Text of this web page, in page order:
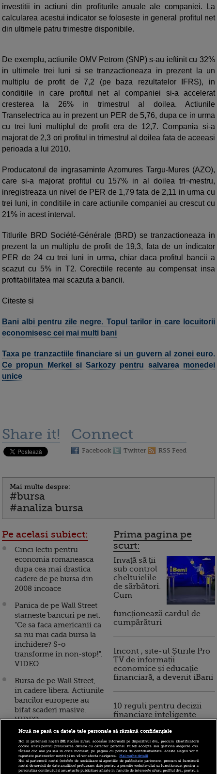
investitii in actiuni din profiturile anuale ale companiei. La
calcularea acestui indicator se foloseste in general profitul net
din ultimele patru trimestre disponibile.
De exemplu, actiunile OMV Petrom (SNP) s-au ieftinit cu 32%
in ultimele trei luni si se tranzactioneaza in prezent la un
multiplu de profit de 7,2 (pe baza rezultatelor IFRS), in
conditiile in care profitul net al companiei si-a accelerat
cresterea la 26% in trimestrul al doilea. Actiunile
Transelectrica au in prezent un PER de 5,76, dupa ce in urma
cu trei luni multiplul de profit era de 12,7. Compania si-a
majorat de 2,3 ori profitul in trimestrul al doilea fata de aceeasi
perioada a lui 2010.
Producatorul de ingrasaminte Azomures Targu-Mures (AZO),
care si-a majorat profitul cu 157% in al doilea tri¬mestru,
inregistreaza un nivel de PER de 1,79 fata de 2,11 in urma cu
trei luni, in conditiile in care actiunile companiei au crescut cu
21% in acest interval.
Titlurile BRD Société-Générale (BRD) se tranzactioneaza in
prezent la un multiplu de profit de 19,3, fata de un indicator
PER de 24 cu trei luni in urma, chiar daca profitul bancii a
scazut cu 5% in T2. Corectiile recente au compensat insa
profitabilitatea mai scazuta a bancii.
Citeste si
Bani albi pentru zile negre. Topul tarilor in care locuitorii
economisesc cei mai multi bani
Taxa pe tranzactiile financiare si un guvern al zonei euro.
Ce propun Merkel si Sarkozy pentru salvarea monedei
unice
Share it! Connect
Facebook Twitter RSS Feed
Mai multe despre:
#bursa
#analiza bursa
Pe acelasi subiect:
Cinci lectii pentru
economia romaneasca
dupa cea mai drastica
cadere de pe bursa din
2008 incoace
Panica de pe Wall Street
starneste bancuri pe net:
"Ce sa faca americanii ca
sa nu mai cada bursa la
inchidere? S-o
transforme in non-stop!".
VIDEO
Bursa de pe Wall Street,
in cadere libera. Actiunile
bancilor europene au
bifat scaderi masive.
VIDEO
Zi de marti cu trei ceasuri
rele pe Bursa de la
Bucuresti. Cate miliarde
de euro au pierdut
Prima pagina pe
scurt:
Invață să ții
sub control
cheltuielile
de sărbători.
Cum
funcționează cardul de
cumpărături
Incont , site-ul Știrile Pro
TV de informații
economice și educație
financiară, a devenit iBani
10 reguli pentru decizii
financiare inteligente
Nouă ne pasă ca datele tale personale să rămână confidențiale
Noi și partenerii noștri201stocăm și/sau accesăm informații pe dispozitivul dvs., precum identificatorii
cookie unici pentru prelucrarea datelor cu caracter personal. Puteți accepta sau gestiona alegerile dvs.
făcând clic mai jos sau în orice moment, pe pagina cu politica de confidențialitate. Aceste alegeri vor fi
raportate partenerilor noștri și nu vă vor afecta navigarea.
Mai multe detalii
Noi si partenerii nostri (retelele de socializare si agentiile de publicitate partenere, precum si furnizorii
nostri de servicii de date analitice) prelucram date pentru a permite website-ului sa functioneze, pentru a
personaliza continutul si anunturile publicitare afisate in functie de interesele si/sau profilul dvs., pentru a